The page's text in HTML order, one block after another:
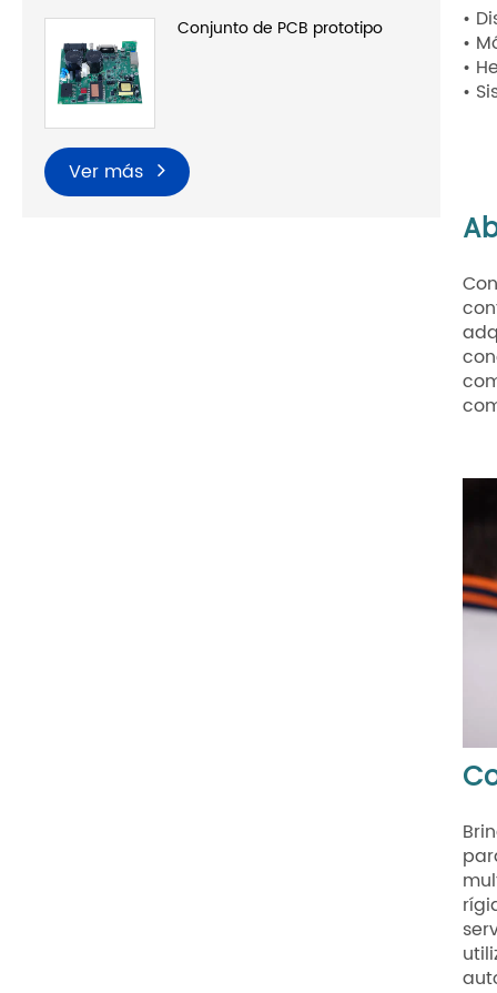
Conjunto de PCB prototipo
Ver más
•
•
•
•